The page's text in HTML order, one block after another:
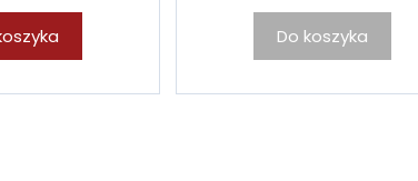
Do koszyka